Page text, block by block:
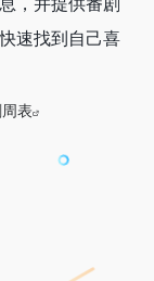
速找到自己喜
表